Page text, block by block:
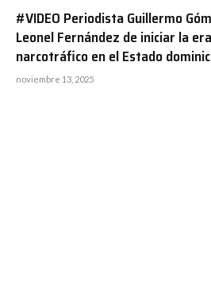
#VIDEO Periodista Guillermo
Leonel Fernández de iniciar la
narcotráfico en el Estado
noviembre 13, 2025